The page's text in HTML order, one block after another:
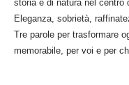
storia e di natura nel centro
Eleganza, sobrietà,
Tre parole per trasformare
memorabile, per voi e per